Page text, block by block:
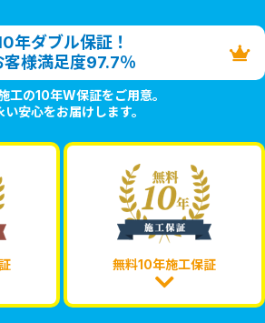
年ダブル保証！
客様満足度97.7％
工の10年W保証をご用意。
い安心をお届けします。
無料10年施工保証